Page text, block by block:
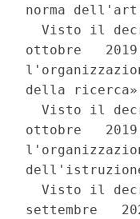
norma
Visto il
ottobre
della
Visto il
ottobre
Visto il
settembre